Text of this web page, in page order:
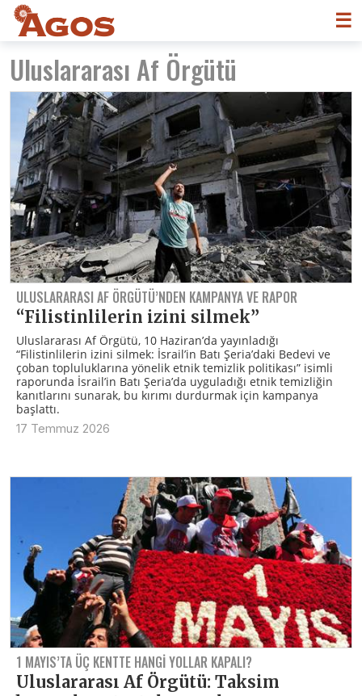
☰
Uluslararası Af Örgütü
ULUSLARARASI AF ÖRGÜTÜ’NDEN KAMPANYA VE RAPOR
“Filistinlilerin izini silmek”
Uluslararası Af Örgütü, 10 Haziran’da yayınladığı
“Filistinlilerin izini silmek: İsrail’in Batı Şeria’daki Bedevi ve
çoban topluluklarına yönelik etnik temizlik politikası” isimli
raporunda İsrail’in Batı Şeria’da uyguladığı etnik temizliğin
kanıtlarını sunarak, bu kırımı durdurmak için kampanya
başlattı.
17 Temmuz 2026
1 MAYIS’TA ÜÇ KENTTE HANGI YOLLAR KAPALI?
Uluslararası Af Örgütü: Taksim